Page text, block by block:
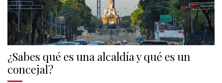
¿Sabes qué es una alcaldía y qué es un
concejal?